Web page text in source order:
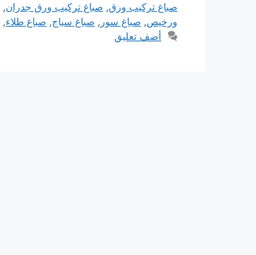
صباغ تركيب ورق, صباغ تركيب ورق جدران,
ورخيص, صباغ سور , صباغ سياج, صباغ طلاء,
أضف تعليق